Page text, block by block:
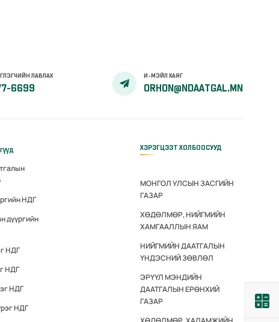
ЛАВЛАХ
6699
И-МЭЙЛ ХАЯГ
ORHON@NDAATGAL.MN
НДГ
дүүргийн
НДГ
НДГ
НДГ
НДГ
ХЭРЭГЦЭЭТ ХОЛБООСУУД
МОНГОЛ УЛСЫН ЗАСГИЙН
ГАЗАР
ХӨДӨЛМӨР, НИЙГМИЙН
ХАМГААЛЛЫН ЯАМ
НИЙГМИЙН ДААТГАЛЫН
ҮНДЭСНИЙ ЗӨВЛӨЛ
ЭРҮҮЛ МЭНДИЙН
ДААТГАЛЫН ЕРӨНХИЙ
ГАЗАР